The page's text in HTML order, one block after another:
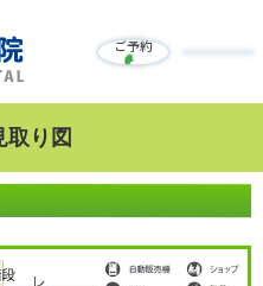
ご予約
取り図